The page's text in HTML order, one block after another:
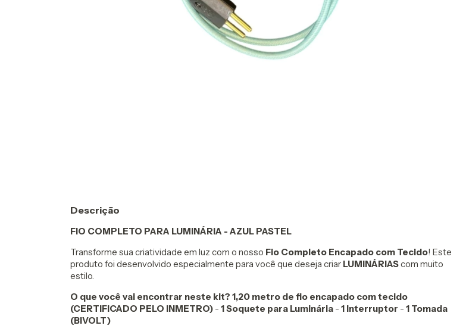
Descrição
FIO COMPLETO PARA LUMINÁRIA - AZUL PASTEL
Transforme sua criatividade em luz com o nosso Fio Completo Encapado com Tecido! Este
produto foi desenvolvido especialmente para você que deseja criar LUMINÁRIAScom muito
estilo.
O que você vai encontrar neste kit? 1,20 metro de fio encapado com tecido
(CERTIFICADO PELO INMETRO) - 1 Soquete para Luminária - 1 Interruptor - 1 Tomada
(BIVOLT)